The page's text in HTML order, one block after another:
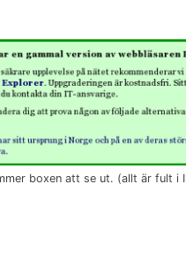
boxen att se ut. (allt är fult i